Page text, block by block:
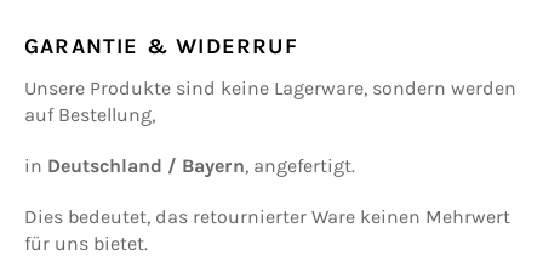
GARANTIE & WIDERRUF
Unsere Produkte sind keine Lagerware, sondern werden
auf Bestellung,
in Deutschland / Bayern, angefertigt.
Dies bedeutet, das retournierter Ware keinen Mehrwert
für uns bietet.